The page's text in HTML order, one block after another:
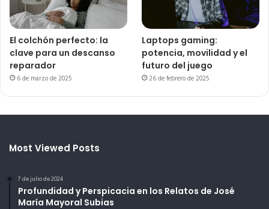
El colchón perfecto: la
clave para un descanso
reparador
6 de marzo de 2025
Laptops gaming:
potencia, movilidad y el
futuro del juego
26 de febrero de 2025
Most Viewed Posts
7 de julio de 2024
Profundidad y Perspicacia en los Relatos de José
María Mayoral Subias